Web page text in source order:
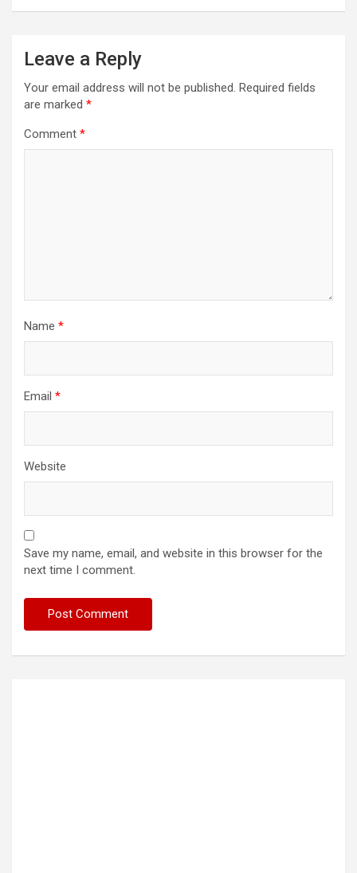
Leave a Reply
Your email address will not be published. Required fields
are marked *
Comment *
Name *
Email *
Website
Save my name, email, and website in this browser for the
next time I comment.